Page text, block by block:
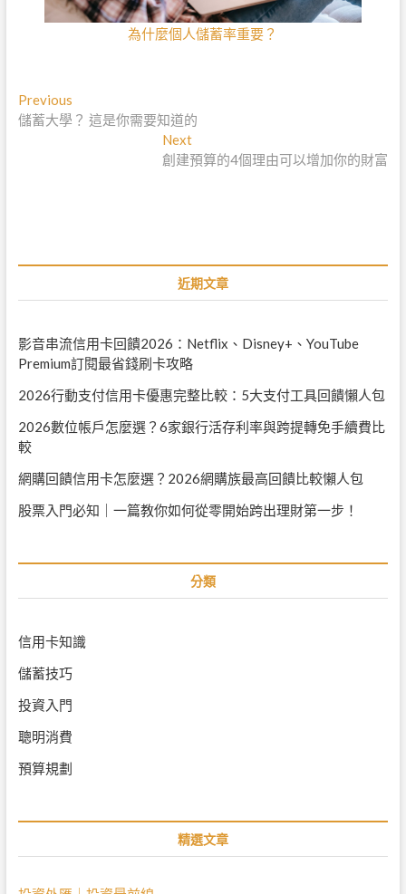
為什麼個人儲蓄率重要？
文
章
Previous
r
s
:
儲蓄大學？ 這是你需要知道的
Next
e
t
:
創建預算的4個理由可以增加你的財富
近期文章
影音串流信用卡回饋2026：Netflix、Disney+、YouTube
Premium訂閱最省錢刷卡攻略
2026行動支付信用卡優惠完整比較：5大支付工具回饋懶人包
2026數位帳戶怎麼選？6家銀行活存利率與跨提轉免手續費比
較
網購回饋信用卡怎麼選？2026網購族最高回饋比較懶人包
股票入門必知｜一篇教你如何從零開始跨出理財第一步！
分類
信用卡知識
儲蓄技巧
投資入門
聰明消費
預算規劃
精選文章